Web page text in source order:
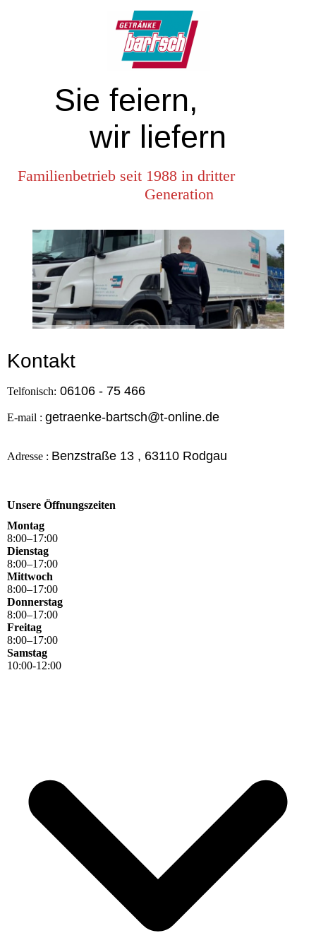
Sie feiern,
wir liefern
Familienbetrieb seit 1988 in dritter
Generation
Kontakt
Telfonisch: 06106 - 75 466
E-mail : getraenke-bartsch@t-online.de
Adresse : Benzstraße 13 , 63110 Rodgau
Unsere Öffnungszeiten
Montag
8:00–17:00
Dienstag
8:00–17:00
Mittwoch
8:00–17:00
Donnerstag
8:00–17:00
Freitag
8:00–17:00
Samstag
10:00-12:00